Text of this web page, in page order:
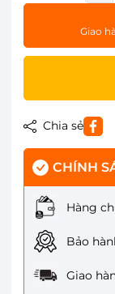
Giao
Chia sẻ
CHÍNH
Hàng
Bảo
Giao